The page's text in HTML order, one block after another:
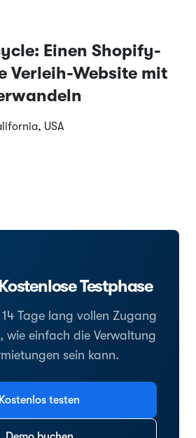
Einen Shopify-
Verleih-Website mit
USA
Testphase
14 Tage lang vollen Zugang
wie einfach die Verwaltung
sein kann.
Kostenlos testen